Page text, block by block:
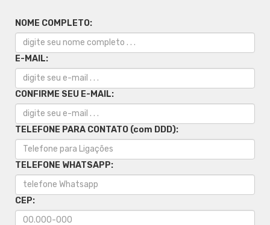
NOME COMPLETO:
E-MAIL:
CONFIRME SEU E-MAIL:
TELEFONE PARA CONTATO (com DDD):
TELEFONE WHATSAPP:
CEP: